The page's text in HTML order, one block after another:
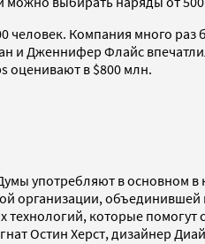
человек. Компания много
Дженнифер Флайс
оценивают в $800 млн.
употребляют в основном
организации,
которые
Остин Херст, дизайнер